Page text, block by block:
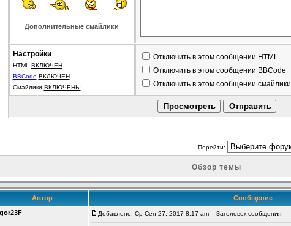
Дополнительные смайлики
Настройки
HTML ВКЛЮЧЕН
BBCode ВКЛЮЧЕН
Смайлики ВКЛЮЧЕНЫ
Отключить в этом сообщении HTML
Отключить в этом сообщении BBCode
Отключить в этом сообщении смайлики
Перейти:
Обзор темы